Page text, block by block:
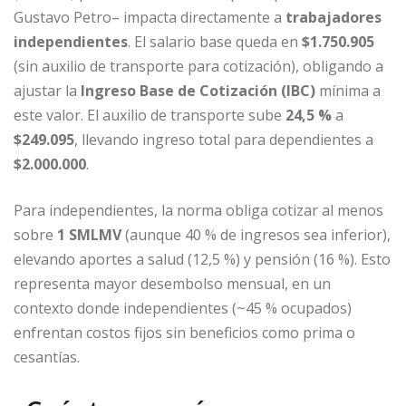
Gustavo Petro– impacta directamente a trabajadores
independientes. El salario base queda en $1.750.905
(sin auxilio de transporte para cotización), obligando a
ajustar la Ingreso Base de Cotización (IBC) mínima a
este valor. El auxilio de transporte sube 24,5 %a
$249.095, llevando ingreso total para dependientes a
$2.000.000.
Para independientes, la norma obliga cotizar al menos
sobre 1 SMLMV(aunque 40 % de ingresos sea inferior),
elevando aportes a salud (12,5 %) y pensión (16 %). Esto
representa mayor desembolso mensual, en un
contexto donde independientes (~45 % ocupados)
enfrentan costos fijos sin beneficios como prima o
cesantías.